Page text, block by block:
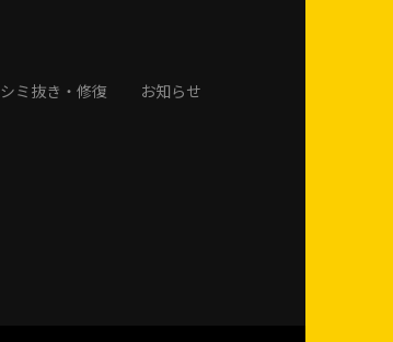
シミ抜き・修復 お知らせ